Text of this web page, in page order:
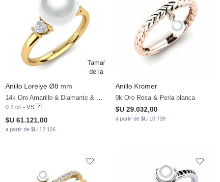
Anillo Lorelye Ø8 mm
14k Oro Amarillo & Diamante & Perla blanca
0.2 crt - VS
$U 61.121,00
a partir de $U 12.126
Anillo Kromer
9k Oro Rosa & Perla blanca
$U 29.032,00
a partir de $U 10.739